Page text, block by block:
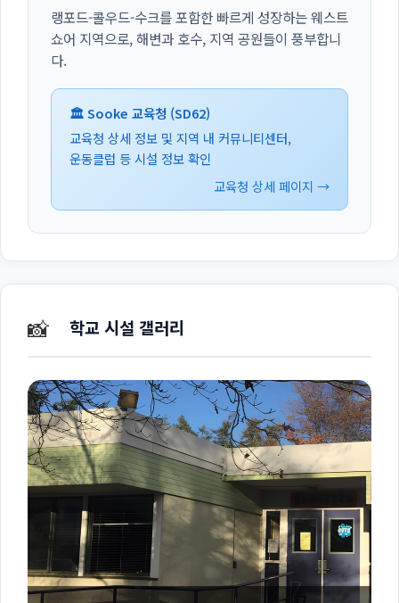
랭포드-콜우드-수크를 포함한 빠르게 성장하는 웨스트
쇼어 지역으로, 해변과 호수, 지역 공원들이 풍부합니
다.
🏛️ Sooke 교육청 (SD62)
교육청 상세 정보 및 지역 내 커뮤니티센터,
운동클럽 등 시설 정보 확인
교육청 상세 페이지 →
📸 학교 시설 갤러리